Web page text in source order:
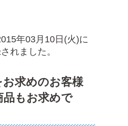
年03月10日(火)に
れました。
お求めのお客様
品もお求めで